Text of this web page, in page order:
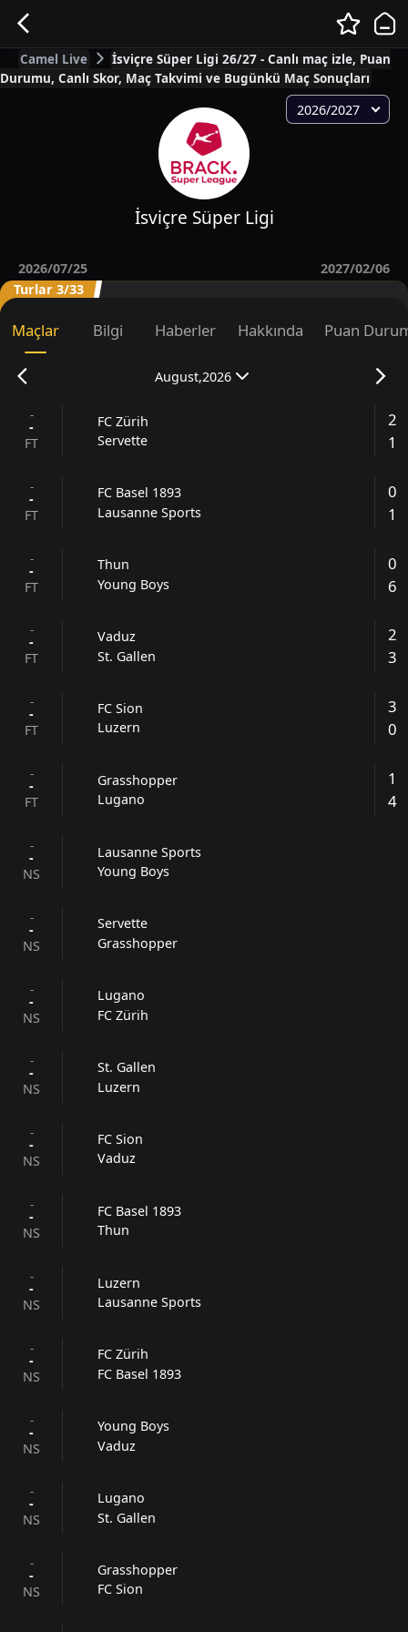
Camel Live
İsviçre Süper Ligi 26/27 - Canlı maç izle, Puan
Durumu, Canlı Skor, Maç Takvimi ve Bugünkü Maç Sonuçları
2026/2027
İsviçre Süper Ligi
2026/07/25
2027/02/06
Turlar 3/33
Maçlar Bilgi Haberler Hakkında Puan
August,2026
-
-
FT
FC Zürih
Servette
2
1
-
-
FT
FC Basel 1893
Lausanne Sports
0
1
-
-
FT
Thun
Young Boys
0
6
-
-
FT
Vaduz
St. Gallen
2
3
-
-
FT
FC Sion
Luzern
3
0
-
-
FT
Grasshopper
Lugano
1
4
-
-
NS
Lausanne Sports
Young Boys
-
-
NS
Servette
Grasshopper
-
-
NS
Lugano
FC Zürih
-
-
NS
St. Gallen
Luzern
-
-
NS
FC Sion
Vaduz
-
-
NS
FC Basel 1893
Thun
-
-
NS
Luzern
Lausanne Sports
-
-
NS
FC Zürih
FC Basel 1893
-
-
NS
Young Boys
Vaduz
-
-
NS
Lugano
St. Gallen
-
-
NS
Grasshopper
FC Sion